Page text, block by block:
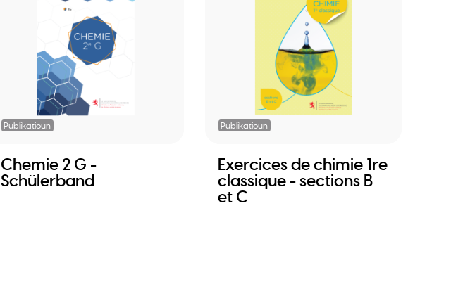
Publikatioun
Chemie 2 G -
Schülerband
Publikatioun
Exercices de chimie 1re
classique - sections B
et C